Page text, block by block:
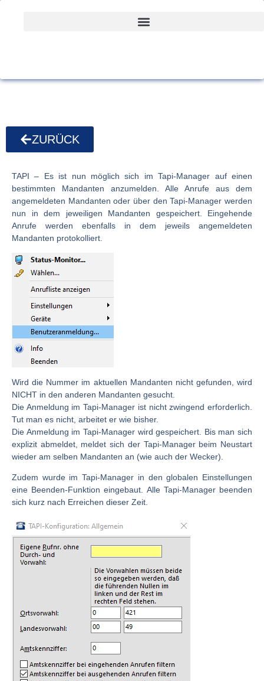
ZURÜCK
TAPI – Es ist nun möglich sich im Tapi-Manager auf einen
bestimmten Mandanten anzumelden. Alle Anrufe aus dem
angemeldeten Mandanten oder über den Tapi-Manager werden
nun in dem jeweiligen Mandanten gespeichert. Eingehende
Anrufe werden ebenfalls in dem jeweils angemeldeten
Mandanten protokolliert.
Wird die Nummer im aktuellen Mandanten nicht gefunden, wird
NICHT in den anderen Mandanten gesucht.
Die Anmeldung im Tapi-Manager ist nicht zwingend erforderlich.
Tut man es nicht, arbeitet er wie bisher.
Die Anmeldung im Tapi-Manager wird gespeichert. Bis man sich
explizit abmeldet, meldet sich der Tapi-Manager beim Neustart
wieder am selben Mandanten an (wie auch der Wecker).
Zudem wurde im Tapi-Manager in den globalen Einstellungen
eine Beenden-Funktion eingebaut. Alle Tapi-Manager beenden
sich kurz nach Erreichen dieser Zeit.